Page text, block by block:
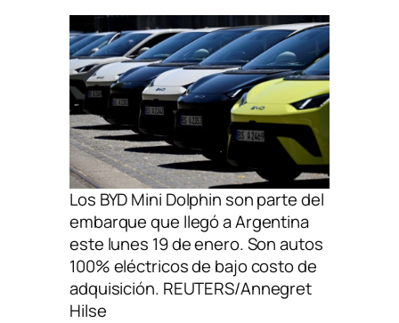
Los BYD Mini Dolphin son parte del
embarque que llegó a Argentina
este lunes 19 de enero. Son autos
100% eléctricos de bajo costo de
adquisición. REUTERS/Annegret
Hilse